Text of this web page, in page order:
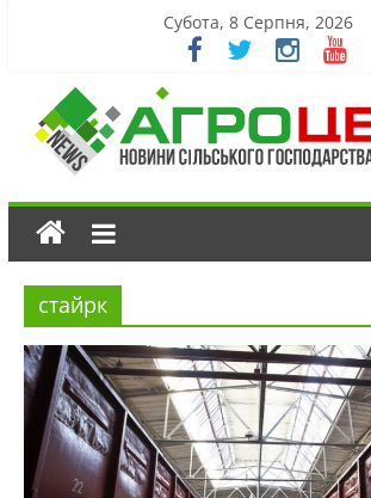
Субота, 8 Серпня, 2026
стайрк